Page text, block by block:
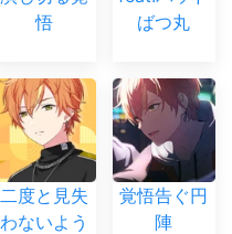
悟
ばつ丸
二度と見失
わないよう
覚悟告ぐ円
陣